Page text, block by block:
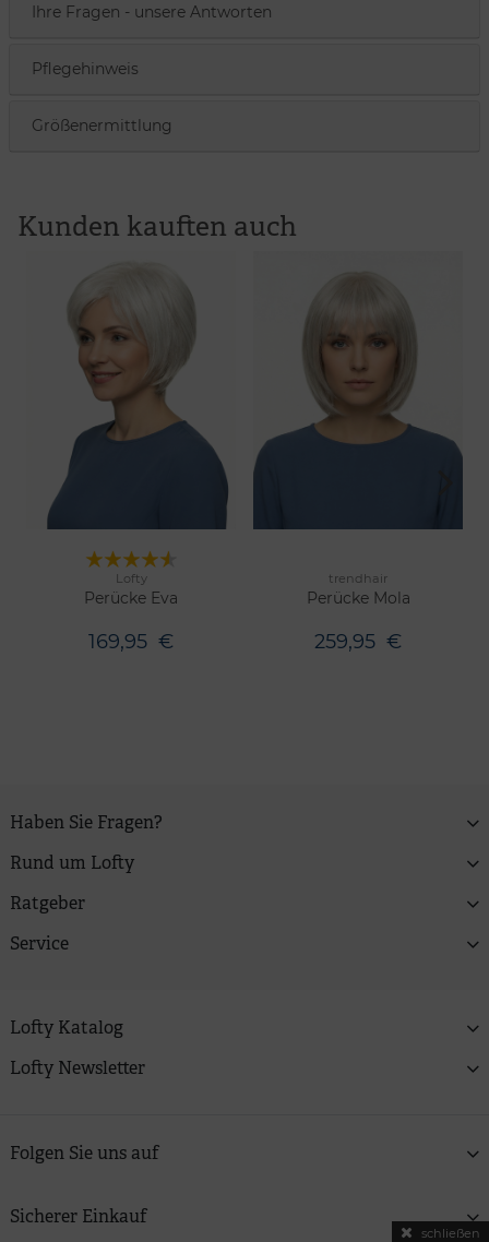
Ihre Fragen - unsere Antworten
Pflegehinweis
Größenermittlung
Kunden kauften auch
Lofty
Perücke Eva
169,95 €
6 Farben Merken
trendhair
Perücke Mola
259,95 €
Haben Sie Fragen?
Rund um Lofty
Ratgeber
Service
Lofty Katalog
Lofty Newsletter
Folgen Sie uns auf
Sicherer Einkauf
schließen